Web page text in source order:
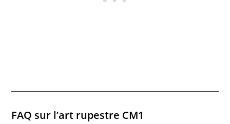
FAQ sur l’art rupestre CM1